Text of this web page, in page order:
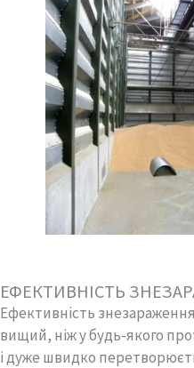
ЕФЕКТИВНІСТЬ
Ефективність
вищий, ніж у будь-якого
і дуже швидко